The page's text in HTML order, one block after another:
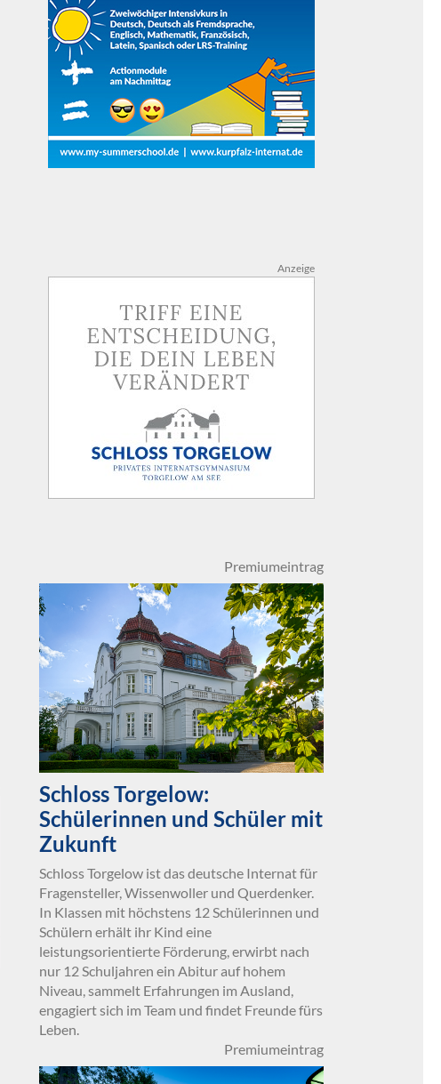
Anzeige
Premiumeintrag
Schloss Torgelow:
Schülerinnen und Schüler mit
Zukunft
Schloss Torgelow ist das deutsche Internat für
Fragensteller, Wissenwoller und Querdenker.
In Klassen mit höchstens 12 Schülerinnen und
Schülern erhält ihr Kind eine
leistungsorientierte Förderung, erwirbt nach
nur 12 Schuljahren ein Abitur auf hohem
Niveau, sammelt Erfahrungen im Ausland,
engagiert sich im Team und findet Freunde fürs
Leben.
Premiumeintrag